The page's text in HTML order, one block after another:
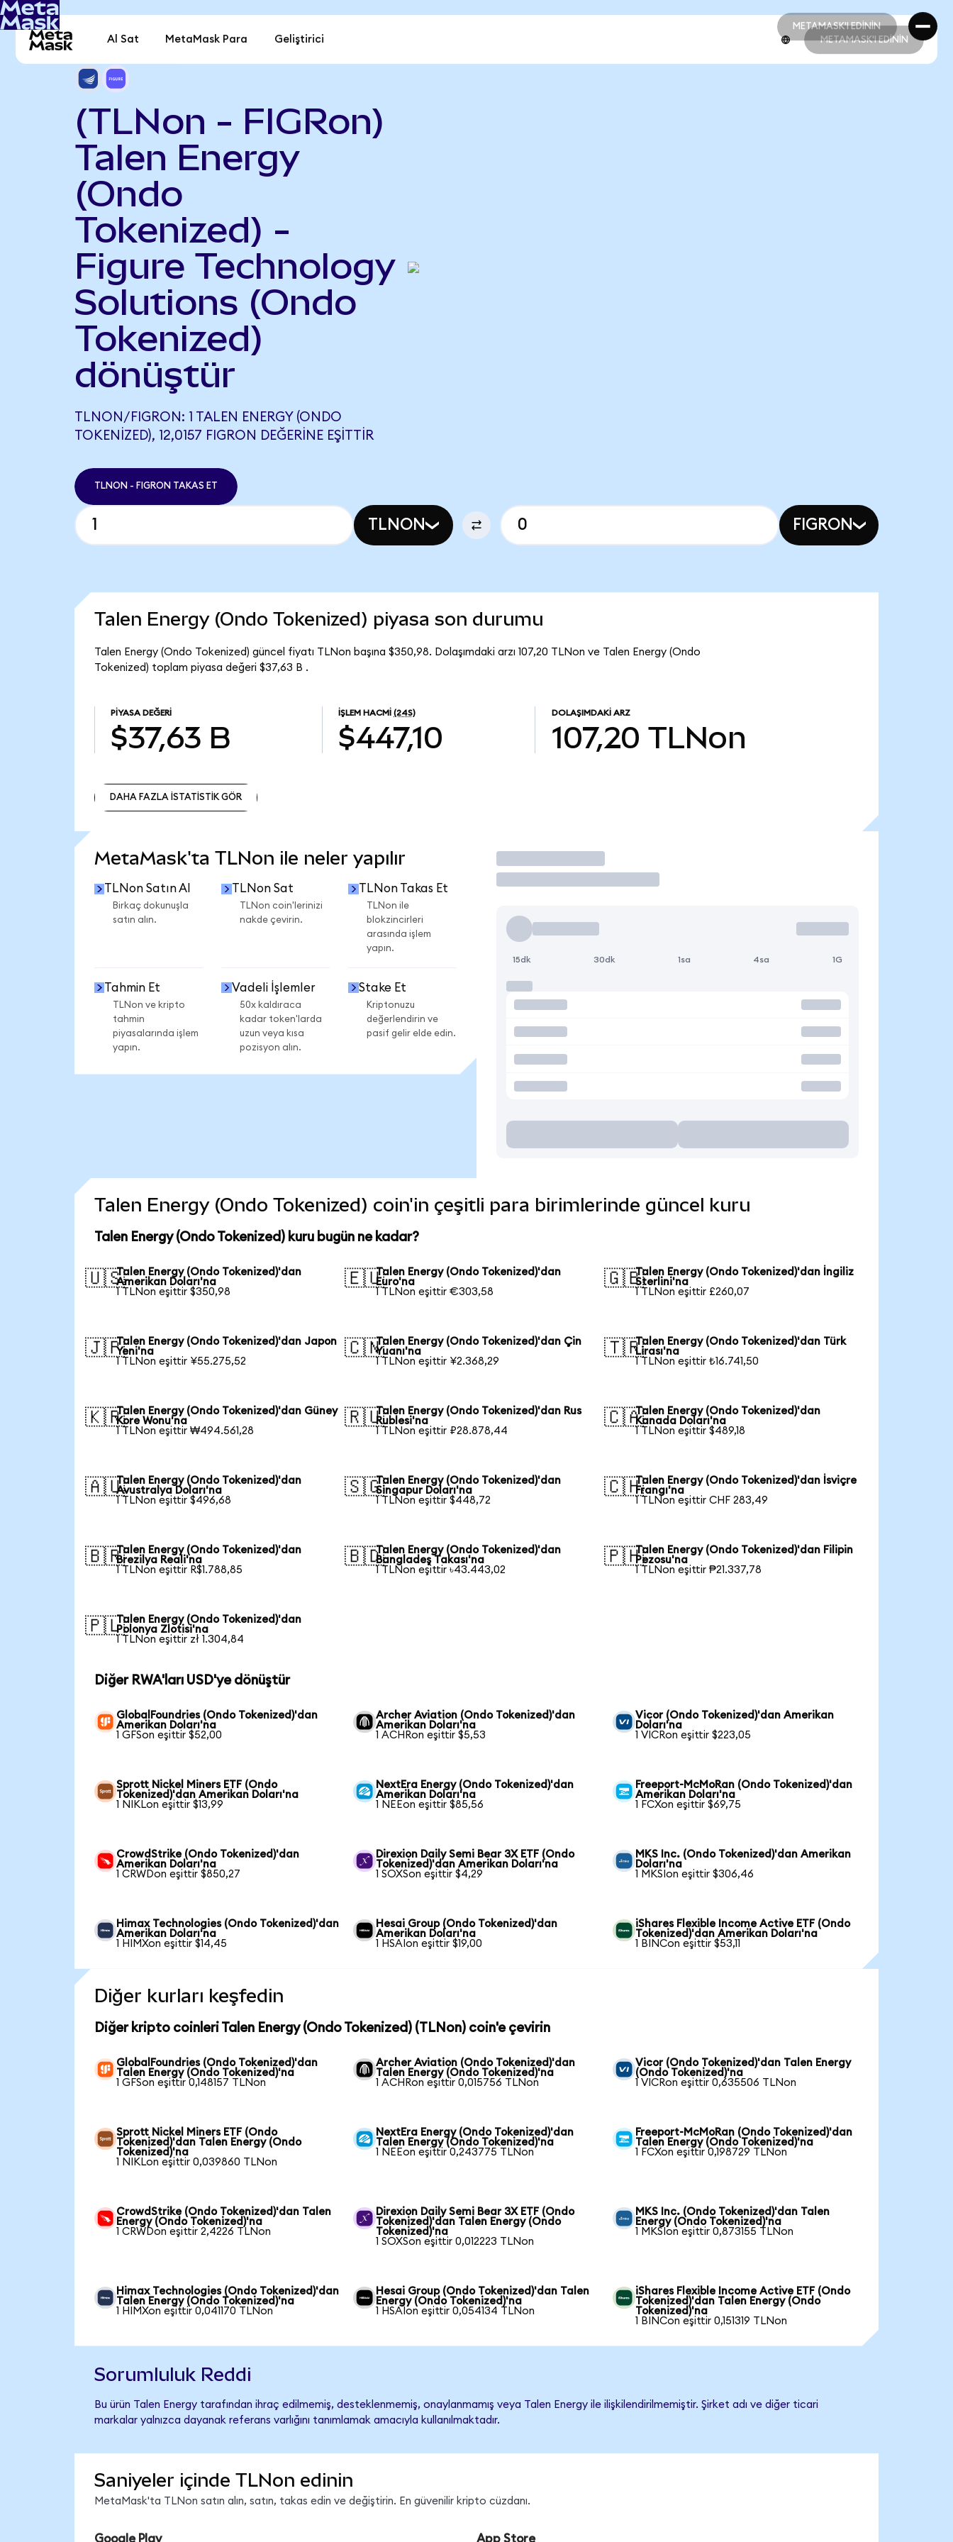
METAMASK'I EDİNİN
METAMASK'I EDİNİN
Al Sat MetaMask Para Geliştirici METAMASK'I EDİNİN
(TLNon - FIGRon)
Talen Energy
(Ondo
Tokenized) -
Figure Technology
Solutions (Ondo
Tokenized)
dönüştür
TLNON/FIGRON: 1 TALEN ENERGY (ONDO
TOKENIZED), 12,0157 FIGRON DEĞERINE EŞITTIR
TLNON - FIGRON TAKAS ET
TLNON FIGRON
Talen Energy (Ondo Tokenized) piyasa son durumu
Talen Energy (Ondo Tokenized) güncel fiyatı TLNon başına $350,98. Dolaşımdaki arzı 107,20 TLNon ve Talen Energy (Ondo
Tokenized) toplam piyasa değeri $37,63 B .
PIYASA DEĞERI
$37,63 B
İŞLEM HACMI (24S)
$447,10
DOLAŞIMDAKI ARZ
107,20 TLNon
DAHA FAZLA İSTATİSTİK GÖR
MetaMask'ta TLNon ile neler yapılır
TLNon Satın Al
Birkaç dokunuşla
satın alın.
TLNon Sat
TLNon coin'lerinizi
nakde çevirin.
TLNon Takas Et
TLNon ile
blokzincirleri
arasında işlem
yapın.
Tahmin Et
TLNon ve kripto
tahmin
piyasalarında işlem
yapın.
Vadeli İşlemler
50x kaldıraca
kadar token'larda
uzun veya kısa
pozisyon alın.
Stake Et
Kriptonuzu
değerlendirin ve
pasif gelir elde edin.
İşlem Yap
15dk 30dk 1sa 4sa 1G
Talen Energy (Ondo Tokenized) coin'in çeşitli para birimlerinde güncel kuru
Talen Energy (Ondo Tokenized) kuru bugün ne kadar?
🇺🇸Talen Energy (Ondo Tokenized)'dan
Amerikan Doları'na
1 TLNon eşittir $350,98
🇪🇺Talen Energy (Ondo Tokenized)'dan
Euro'na
1 TLNon eşittir €303,58
🇬🇧Talen Energy (Ondo Tokenized)'dan İngiliz
Sterlini'na
1 TLNon eşittir £260,07
🇯🇵Talen Energy (Ondo Tokenized)'dan Japon
Yeni'na
1 TLNon eşittir ¥55.275,52
🇨🇳Talen Energy (Ondo Tokenized)'dan Çin
Yuanı'na
1 TLNon eşittir ¥2.368,29
🇹🇷Talen Energy (Ondo Tokenized)'dan Türk
Lirası'na
1 TLNon eşittir ₺16.741,50
🇰🇷Talen Energy (Ondo Tokenized)'dan Güney
Kore Wonu'na
1 TLNon eşittir ₩494.561,28
🇷🇺Talen Energy (Ondo Tokenized)'dan Rus
Rublesi'na
1 TLNon eşittir ₽28.878,44
🇨🇦Talen Energy (Ondo Tokenized)'dan
Kanada Doları'na
1 TLNon eşittir $489,18
🇦🇺Talen Energy (Ondo Tokenized)'dan
Avustralya Doları'na
1 TLNon eşittir $496,68
🇸🇬Talen Energy (Ondo Tokenized)'dan
Singapur Doları'na
1 TLNon eşittir $448,72
🇨🇭Talen Energy (Ondo Tokenized)'dan İsviçre
Frangı'na
1 TLNon eşittir CHF 283,49
🇧🇷Talen Energy (Ondo Tokenized)'dan
Brezilya Reali'na
1 TLNon eşittir R$1.788,85
🇧🇩Talen Energy (Ondo Tokenized)'dan
Bangladeş Takası'na
1 TLNon eşittir ৳43.443,02
🇵🇭Talen Energy (Ondo Tokenized)'dan Filipin
Pezosu'na
1 TLNon eşittir ₱21.337,78
🇵🇱Talen Energy (Ondo Tokenized)'dan
Polonya Zlotisi'na
1 TLNon eşittir zł 1.304,84
Diğer RWA'ları USD'ye dönüştür
GlobalFoundries (Ondo Tokenized)'dan
Amerikan Doları'na
1 GFSon eşittir $52,00
Archer Aviation (Ondo Tokenized)'dan
Amerikan Doları'na
1 ACHRon eşittir $5,53
Vicor (Ondo Tokenized)'dan Amerikan
Doları'na
1 VICRon eşittir $223,05
Sprott Nickel Miners ETF (Ondo
Tokenized)'dan Amerikan Doları'na
1 NIKLon eşittir $13,99
NextEra Energy (Ondo Tokenized)'dan
Amerikan Doları'na
1 NEEon eşittir $85,56
Freeport-McMoRan (Ondo Tokenized)'dan
Amerikan Doları'na
1 FCXon eşittir $69,75
CrowdStrike (Ondo Tokenized)'dan
Amerikan Doları'na
1 CRWDon eşittir $850,27
Direxion Daily Semi Bear 3X ETF (Ondo
Tokenized)'dan Amerikan Doları'na
1 SOXSon eşittir $4,29
MKS Inc. (Ondo Tokenized)'dan Amerikan
Doları'na
1 MKSIon eşittir $306,46
Himax Technologies (Ondo Tokenized)'dan
Amerikan Doları'na
1 HIMXon eşittir $14,45
Hesai Group (Ondo Tokenized)'dan
Amerikan Doları'na
1 HSAIon eşittir $19,00
iShares Flexible Income Active ETF (Ondo
Tokenized)'dan Amerikan Doları'na
1 BINCon eşittir $53,11
Diğer kurları keşfedin
Diğer kripto coinleri Talen Energy (Ondo Tokenized) (TLNon) coin'e çevirin
GlobalFoundries (Ondo Tokenized)'dan
Talen Energy (Ondo Tokenized)'na
1 GFSon eşittir 0,148157 TLNon
Archer Aviation (Ondo Tokenized)'dan
Talen Energy (Ondo Tokenized)'na
1 ACHRon eşittir 0,015756 TLNon
Vicor (Ondo Tokenized)'dan Talen Energy
(Ondo Tokenized)'na
1 VICRon eşittir 0,635506 TLNon
Sprott Nickel Miners ETF (Ondo
Tokenized)'dan Talen Energy (Ondo
Tokenized)'na
1 NIKLon eşittir 0,039860 TLNon
NextEra Energy (Ondo Tokenized)'dan
Talen Energy (Ondo Tokenized)'na
1 NEEon eşittir 0,243775 TLNon
Freeport-McMoRan (Ondo Tokenized)'dan
Talen Energy (Ondo Tokenized)'na
1 FCXon eşittir 0,198729 TLNon
CrowdStrike (Ondo Tokenized)'dan Talen
Energy (Ondo Tokenized)'na
1 CRWDon eşittir 2,4226 TLNon
Direxion Daily Semi Bear 3X ETF (Ondo
Tokenized)'dan Talen Energy (Ondo
Tokenized)'na
1 SOXSon eşittir 0,012223 TLNon
MKS Inc. (Ondo Tokenized)'dan Talen
Energy (Ondo Tokenized)'na
1 MKSIon eşittir 0,873155 TLNon
Himax Technologies (Ondo Tokenized)'dan
Talen Energy (Ondo Tokenized)'na
1 HIMXon eşittir 0,041170 TLNon
Hesai Group (Ondo Tokenized)'dan Talen
Energy (Ondo Tokenized)'na
1 HSAIon eşittir 0,054134 TLNon
iShares Flexible Income Active ETF (Ondo
Tokenized)'dan Talen Energy (Ondo
Tokenized)'na
1 BINCon eşittir 0,151319 TLNon
Sorumluluk Reddi
Bu ürün Talen Energy tarafından ihraç edilmemiş, desteklenmemiş, onaylanmamış veya Talen Energy ile ilişkilendirilmemiştir. Şirket adı ve diğer ticari
markalar yalnızca dayanak referans varlığını tanımlamak amacıyla kullanılmaktadır.
Saniyeler içinde TLNon edinin
MetaMask'ta TLNon satın alın, satın, takas edin ve değiştirin. En güvenilir kripto cüzdanı.
Google Play App Store